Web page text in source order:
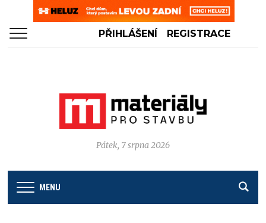
PŘIHLÁŠENÍ REGISTRACE
Pátek, 7 srpna 2026
MENU